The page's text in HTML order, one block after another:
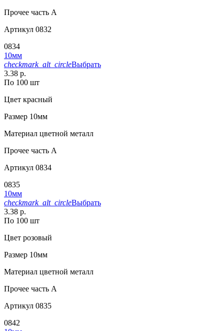
Прочее часть A
Артикул 0832
0834
10мм
checkmark_alt_circleВыбрать
3.38 р.
По 100 шт
Цвет красный
Размер 10мм
Материал цветной металл
Прочее часть A
Артикул 0834
0835
10мм
checkmark_alt_circleВыбрать
3.38 р.
По 100 шт
Цвет розовый
Размер 10мм
Материал цветной металл
Прочее часть A
Артикул 0835
0842